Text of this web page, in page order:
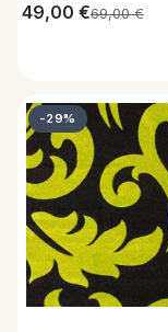
49,00 €69,00€
-29%